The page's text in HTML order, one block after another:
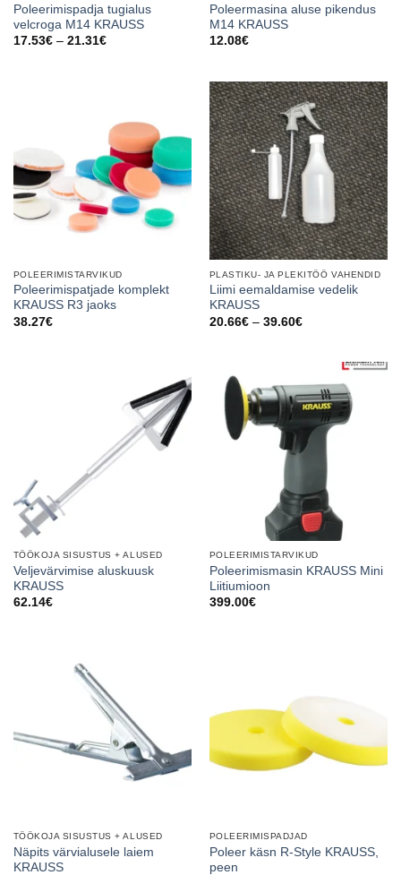
Poleerimispadja tugialus
velcroga M14 KRAUSS
17.53€ – 21.31€Price
Poleermasina aluse pikendus
M14 KRAUSS
12.08€
POLEERIMISTARVIKUD
Poleerimispatjade komplekt
KRAUSS R3 jaoks
38.27€
PLASTIKU- JA PLEKITÖÖ VAHENDID
Liimi eemaldamise vedelik
KRAUSS
20.66€ – 39.60€Price
TÖÖKOJA SISUSTUS + ALUSED
Veljevärvimise aluskuusk
KRAUSS
62.14€
POLEERIMISTARVIKUD
Poleerimismasin KRAUSS Mini
Liitiumioon
399.00€
TÖÖKOJA SISUSTUS + ALUSED
Näpits värvialusele laiem
KRAUSS
POLEERIMISPADJAD
Poleer käsn R-Style KRAUSS,
peen